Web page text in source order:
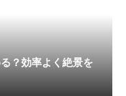
？効率よく絶景を